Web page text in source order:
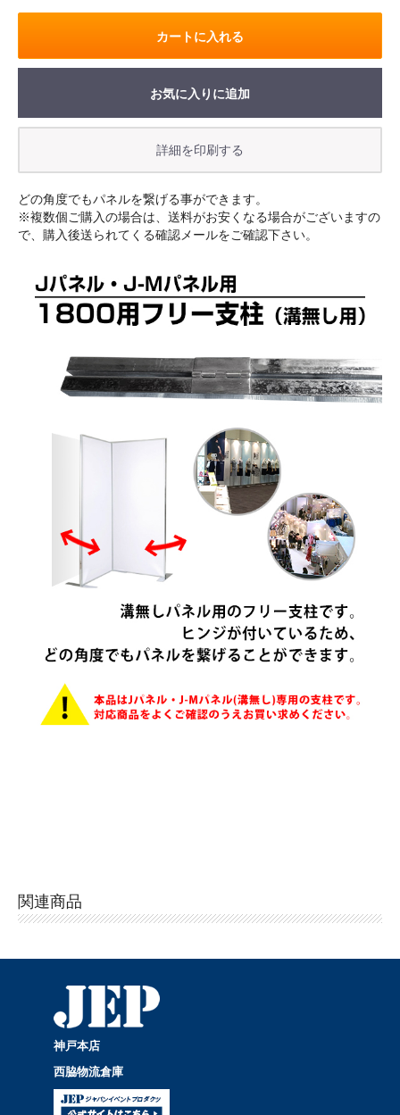
カートに入れる
お買い物を続ける カートへ進む
お気に入りに追加
どの角度でもパネルを繋げる事ができます。
※複数個ご購入の場合は、送料がお安くなる場合がございますの
で、購入後送られてくる確認メールをご確認下さい。
関連商品
神戸本店
西脇物流倉庫